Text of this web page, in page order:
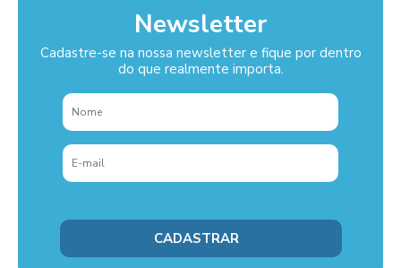
Newsletter
Cadastre-se na nossa newsletter e fique por dentro
do que realmente importa.